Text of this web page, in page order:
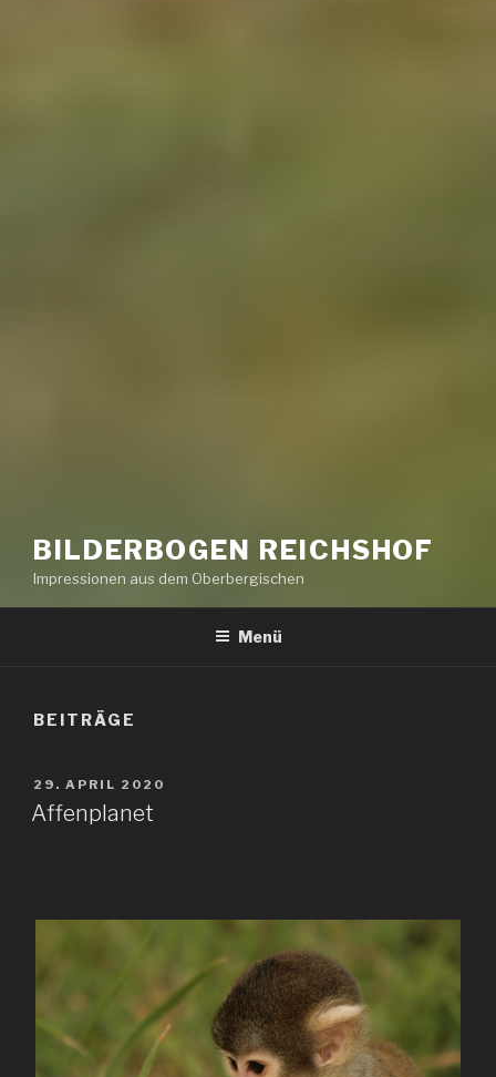
BILDERBOGEN REICHSHOF
Impressionen aus dem Oberbergischen
Menü
BEITRÄGE
VERÖFFENTLICHT
AM
29. APRIL 2020
Affenplanet